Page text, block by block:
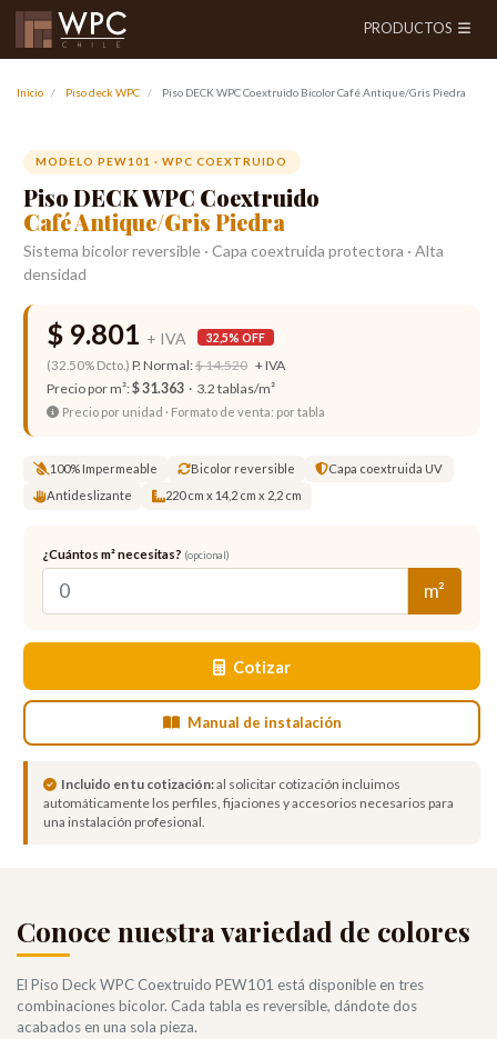
PRODUCTOS
Inicio Piso deck WPC Piso DECK WPC Coextruido Bicolor Café Antique/Gris Piedra
MODELO PEW101 · WPC COEXTRUIDO
Piso DECK WPC Coextruido
Café Antique/Gris Piedra
Sistema bicolor reversible · Capa coextruida protectora · Alta
densidad
$ 9.801 + IVA 32,5% OFF
(32.50% Dcto.) P. Normal:$ 14.520 + IVA
Precio por m²:$ 31.363· 3.2 tablas/m²
Precio por unidad · Formato de venta: por tabla
100% Impermeable Bicolor reversible
Capa coextruida UV
Antideslizante
220 cm x 14,2 cm x 2,2 cm
¿Cuántos m² necesitas? (opcional)
m²
Cotizar
Manual de instalación
Incluido en tu cotización:al solicitar cotización incluimos
automáticamente los perfiles, fijaciones y accesorios necesarios para
una instalación profesional.
Conoce nuestra variedad de colores
El Piso Deck WPC Coextruido PEW101 está disponible en tres
combinaciones bicolor. Cada tabla es reversible, dándote dos
acabados en una sola pieza.